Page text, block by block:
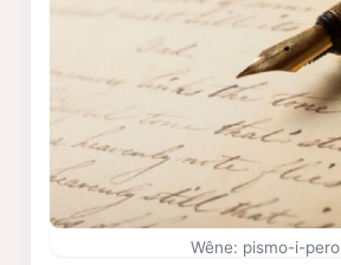
Wêne: pismo-i-pero